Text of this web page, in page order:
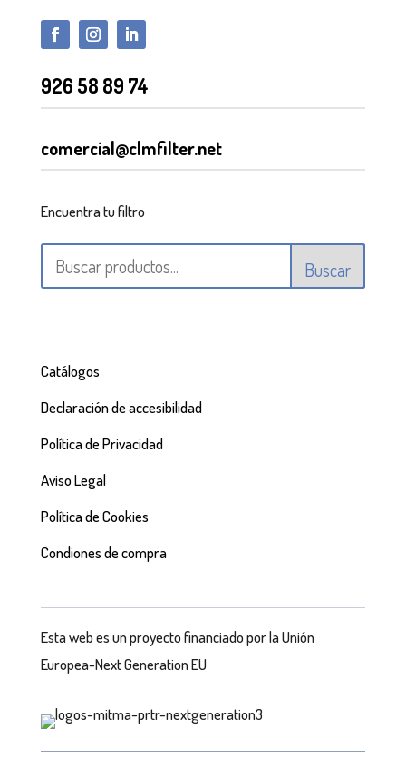
926 58 89 74
comercial@clmfilter.net
Encuentra tu filtro
Buscar
Catálogos
Declaración de accesibilidad
Política de Privacidad
Aviso Legal
Política de Cookies
Condiones de compra
Esta web es un proyecto financiado por la Unión
Europea-Next Generation EU